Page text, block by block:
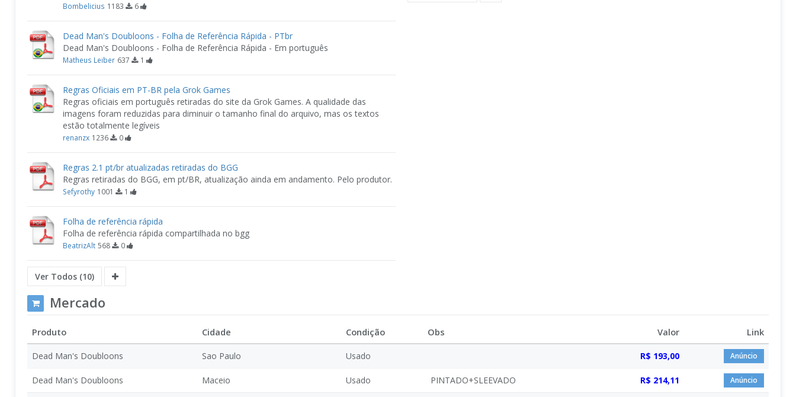
Bombelicius 1183 6
Dead Man's Doubloons - Folha de Referência Rápida - PTbr
Dead Man's Doubloons - Folha de Referência Rápida - Em português
Matheus Leiber 637 1
Regras Oficiais em PT-BR pela Grok Games
Regras oficiais em português retiradas do site da Grok Games. A qualidade das
imagens foram reduzidas para diminuir o tamanho final do arquivo, mas os textos
estão totalmente legíveis
renanzx 1236 0
Regras 2.1 pt/br atualizadas retiradas do BGG
Regras retiradas do BGG, em pt/BR, atualização ainda em andamento. Pelo produtor.
Sefyrothy 1001 1
Folha de referência rápida
Folha de referência rápida compartilhada no bgg
BeatrizAlt 568 0
Ver Todos (10)
Mercado
Produto Cidade Condição Obs Valor Link
Dead Man's Doubloons Sao Paulo Usado R$ 193,00 Anúncio
Dead Man's Doubloons Maceio Usado PINTADO+SLEEVADO R$ 214,11 Anúncio